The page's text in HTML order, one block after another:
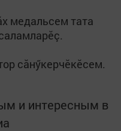
медальсем тата
сăнӳкерчӗкӗсем.
и интересным в